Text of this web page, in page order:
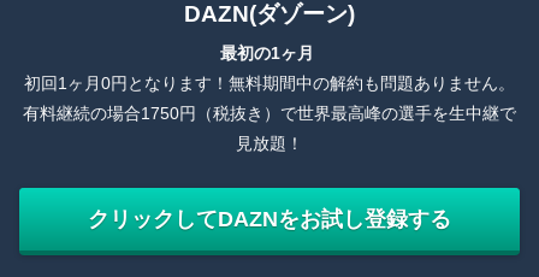
DAZN(ダゾーン)
最初の1ヶ月
初回1ヶ月0円となります！無料期間中の解約も問題ありません。
有料継続の場合1750円（税抜き）で世界最高峰の選手を生中継で
見放題！
クリックしてDAZNをお試し登録する